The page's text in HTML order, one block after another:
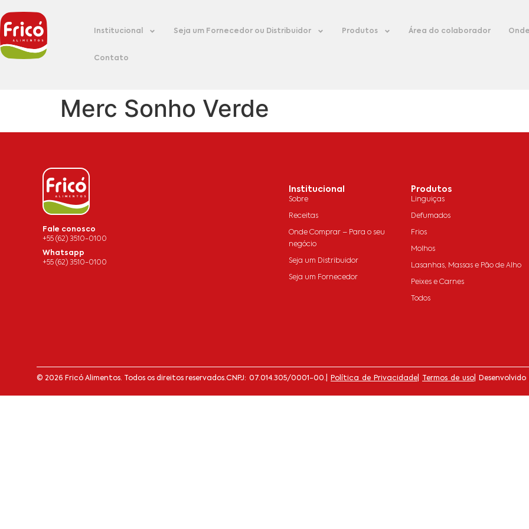
Institucional Seja um Fornecedor ou Distribuidor Produtos Área do colaborador
Contato
Merc Sonho Verde
Fale conosco
+55 (62) 3510-0100
Whatsapp
+55 (62) 3510-0100
Institucional
Sobre
Receitas
Onde Comprar – Para o seu
negócio
Seja um Distribuidor
Seja um Fornecedor
Produtos
Linguiças
Defumados
Frios
Molhos
Lasanhas, Massas e Pão de Alho
Peixes e Carnes
Todos
© 2026 Fricó Alimentos. Todos os direitos reservados.CNPJ: 07.014.305/0001-00. Política de Privacidade Termos de uso |